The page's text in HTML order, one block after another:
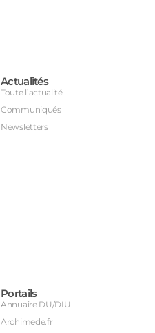
Actualités
Toute l’actualité
Communiqués
Newsletters
Portails
Annuaire DU/DIU
Archimede.fr